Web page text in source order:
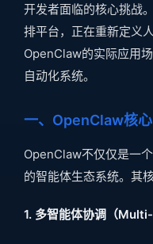
开发者面临的核心挑战
排平台，正在重新定义
OpenClaw的实际应用
自动化系统。
一、OpenClaw核
OpenClaw不仅仅是一
的智能体生态系统。其
1. 多智能体协调（